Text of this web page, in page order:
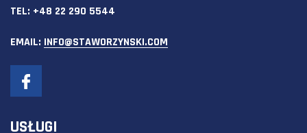
TEL: +48 22 290 5544
EMAIL: INFO@STAWORZYNSKI.COM
USŁUGI